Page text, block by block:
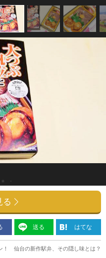
る
送る はてな
！ 仙台の新作駅弁、その隠し味とは？